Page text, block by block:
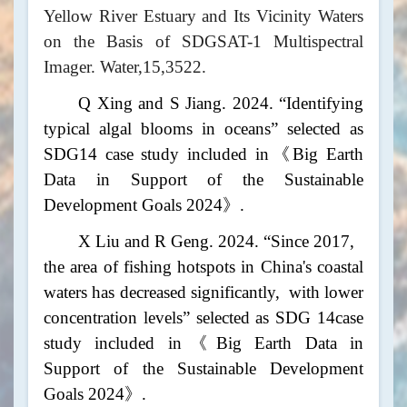
Yellow River Estuary and Its Vicinity Waters
on the Basis of SDGSAT-1 Multispectral
Imager. Water,15,3522.
Q Xing and S Jiang. 2024. “Identifying
typical algal blooms in oceans” selected as
SDG14 case study included in《Big Earth
Data in Support of the Sustainable
Development Goals 2024》.
X Liu and R Geng. 2024. “Since 2017,
the area of fishing hotspots in China's coastal
waters has decreased significantly, with lower
concentration levels” selected as SDG 14case
study included in《Big Earth Data in
Support of the Sustainable Development
Goals 2024》.